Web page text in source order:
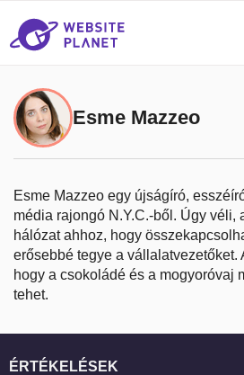
Esme Mazzeo
Esme Mazzeo egy újságíró,
média rajongó N.Y.C.-ből. Úgy véli,
hálózat ahhoz, hogy
erősebbé tegye a vállalatvezetőket.
hogy a csokoládé és a mogyoróvaj
tehet.
ÉRTÉKELÉSEK